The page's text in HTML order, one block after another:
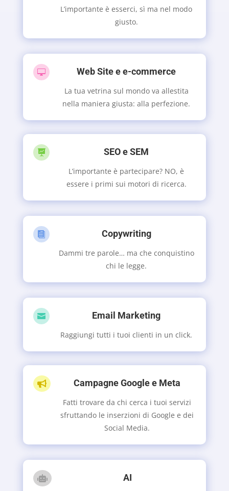
L’importante è esserci, sì ma nel modo
giusto.
 Web Site e e-commerce
La tua vetrina sul mondo va allestita
nella maniera giusta: alla perfezione.
 SEO e SEM
L’importante è partecipare? NO, è
essere i primi sui motori di ricerca.
 Copywriting
Dammi tre parole… ma che conquistino
chi le legge.
 Email Marketing
Raggiungi tutti i tuoi clienti in un click.
 Campagne Google e Meta
Fatti trovare da chi cerca i tuoi servizi
sfruttando le inserzioni di Google e dei
Social Media.
 AI